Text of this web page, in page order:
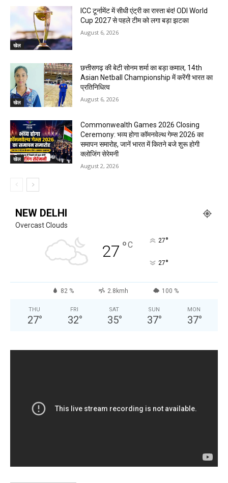
खेल
ICC टूर्नामेंट में सीधी एंट्री का रास्ता बंद! ODI World
Cup 2027 से पहले टीम को लगा बड़ा झटका
August 6, 2026
खेल
छत्तीसगढ़ की बेटी सोनम शर्मा का बड़ा कमाल, 14th
Asian Netball Championship में करेंगी भारत का
प्रतिनिधित्व
August 6, 2026
खेल
Commonwealth Games 2026 Closing
Ceremony: भव्य होगा कॉमनवेल्थ गेम्स 2026 का
समापन समारोह, जानें भारत में कितने बजे शुरू होगी
क्लोजिंग सेरेमनी
August 2, 2026
NEW DELHI
Overcast Clouds
27 °C 27°
27°
82 % 2.8kmh 100 %
THU
27°
FRI
32°
SAT
35°
SUN
37°
MON
37°